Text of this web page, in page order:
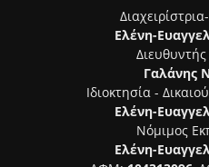
Ελένη-
Γαλάνης
Ιδιοκτησία -
Ελένη-
Νόμιμος
Ελένη-